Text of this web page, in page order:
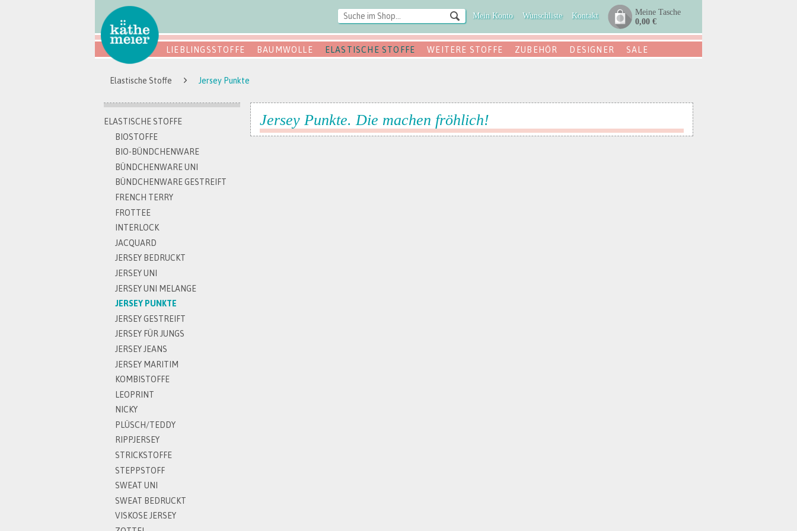
Mein Konto Wunschliste Kontakt
Meine Tasche
0,00 €
LIEBLINGSSTOFFE BAUMWOLLE ELASTISCHE STOFFE WEITERE STOFFE ZUBEHÖR DESIGNER SALE
Elastische Stoffe Jersey Punkte
ELASTISCHE STOFFE
BIOSTOFFE
BIO-BÜNDCHENWARE
BÜNDCHENWARE UNI
BÜNDCHENWARE GESTREIFT
FRENCH TERRY
FROTTEE
INTERLOCK
JACQUARD
JERSEY BEDRUCKT
JERSEY UNI
JERSEY UNI MELANGE
JERSEY PUNKTE
JERSEY GESTREIFT
JERSEY FÜR JUNGS
JERSEY JEANS
JERSEY MARITIM
KOMBISTOFFE
LEOPRINT
NICKY
PLÜSCH/TEDDY
RIPPJERSEY
STRICKSTOFFE
STEPPSTOFF
SWEAT UNI
SWEAT BEDRUCKT
VISKOSE JERSEY
Jersey Punkte. Die machen fröhlich!